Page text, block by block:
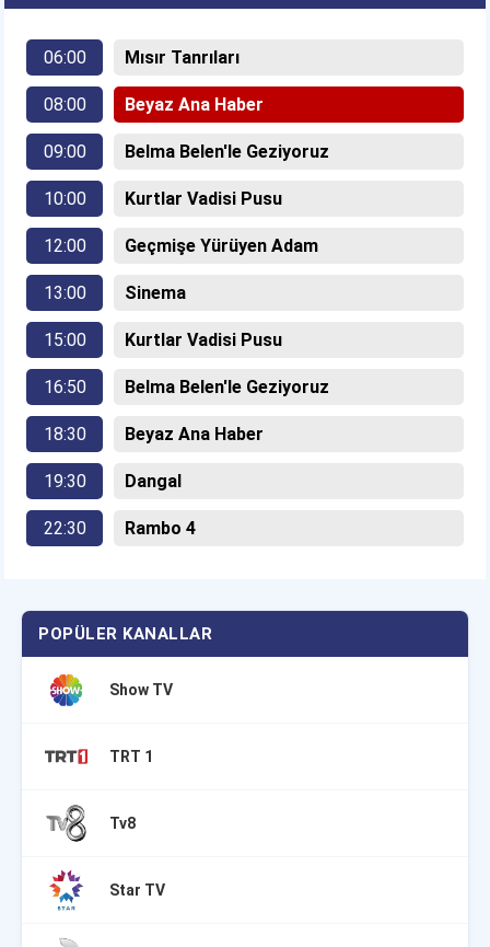
06:00 Mısır Tanrıları
08:00 Beyaz Ana Haber
09:00 Belma Belen'le Geziyoruz
10:00 Kurtlar Vadisi Pusu
12:00 Geçmişe Yürüyen Adam
13:00 Sinema
15:00 Kurtlar Vadisi Pusu
16:50 Belma Belen'le Geziyoruz
18:30 Beyaz Ana Haber
19:30 Dangal
22:30 Rambo 4
POPÜLER KANALLAR
Show TV
TRT 1
Tv8
Star TV